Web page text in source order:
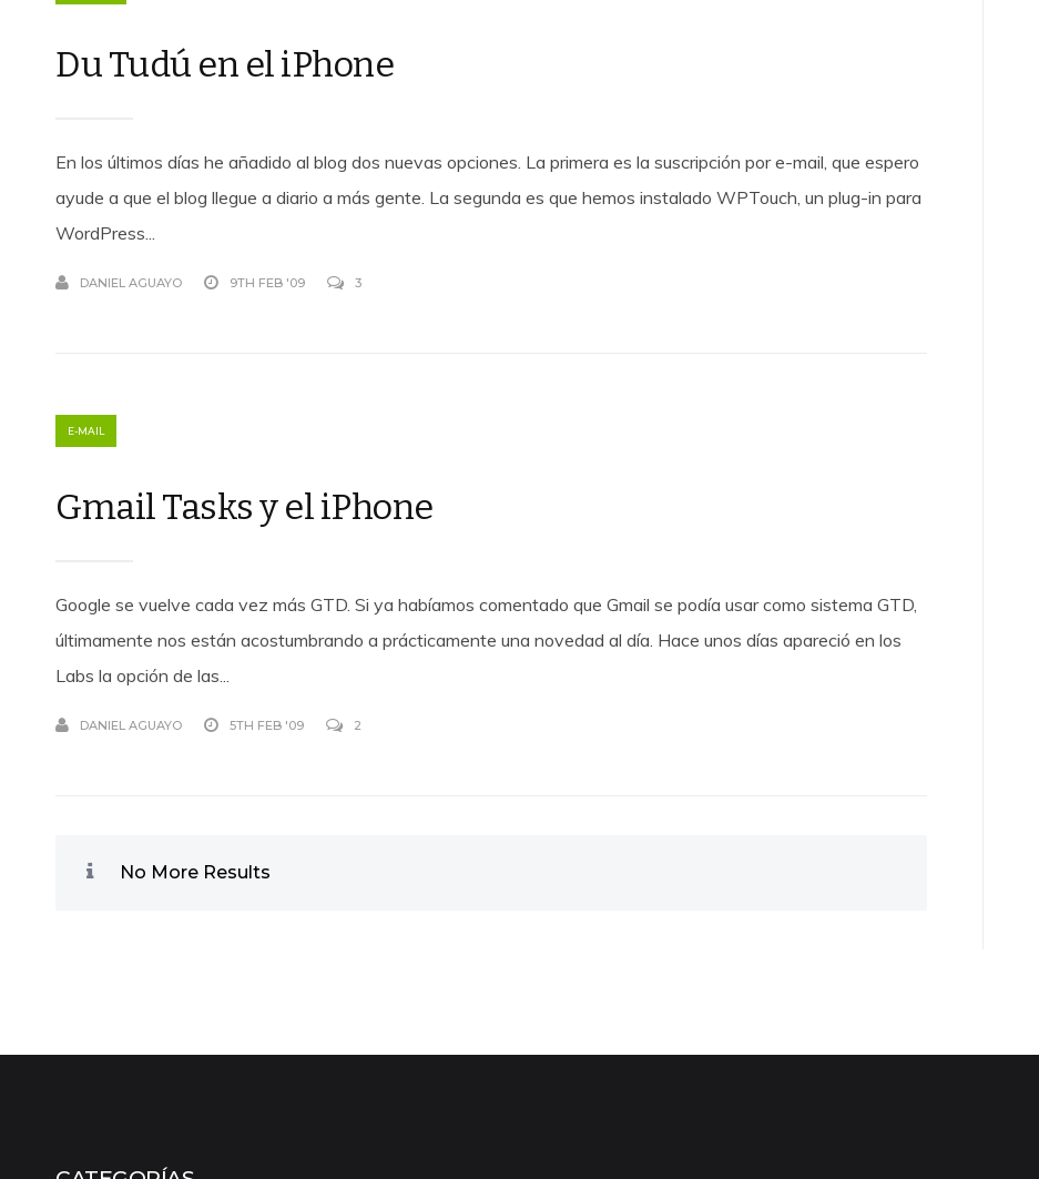
Du Tudú en el iPhone
En los últimos días he añadido al blog dos nuevas opciones. La primera es la suscripción por e-mail, que espero
ayude a que el blog llegue a diario a más gente. La segunda es que hemos instalado WPTouch, un plug-in para
WordPress...
DANIEL AGUAYO 9TH FEB '09 3
E-MAIL
Gmail Tasks y el iPhone
Google se vuelve cada vez más GTD. Si ya habíamos comentado que Gmail se podía usar como sistema GTD,
últimamente nos están acostumbrando a prácticamente una novedad al día. Hace unos días apareció en los
Labs la opción de las...
DANIEL AGUAYO 5TH FEB '09 2
No More Results